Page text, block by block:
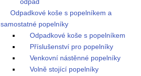
odpad
Odpadkové koše s popelníkem a
samostatné popelníky
Odpadkové koše s popelníkem
Příslušenství pro popelníky
Venkovní nástěnné popelníky
Volně stojící popelníky